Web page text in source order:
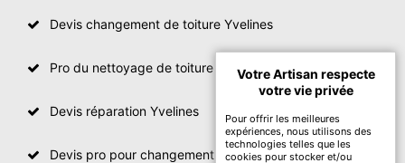
Devis changement de toiture Yvelines
Pro du nettoyage de toiture
Devis réparation Yvelines
Devis pro pour changement de toiture Yvelines
Votre Artisan respecte
votre vie privée
Pour offrir les meilleures
expériences, nous utilisons des
technologies telles que les
cookies pour stocker et/ou